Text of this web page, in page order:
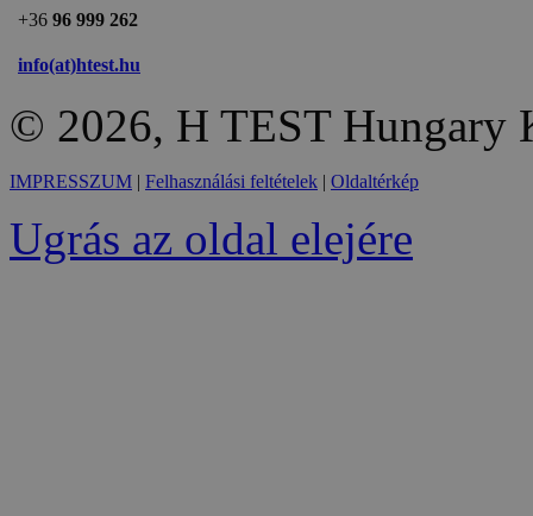
+36 96 999 262
info(at)htest.hu
© 2026, H TEST Hungary
IMPRESSZUM | Felhasználási feltételek | Oldaltérkép
Ugrás az oldal elejére